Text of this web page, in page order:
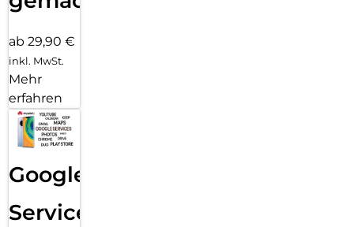
ab 29,90 €
inkl. MwSt.
Mehr
erfahren
Google
Services